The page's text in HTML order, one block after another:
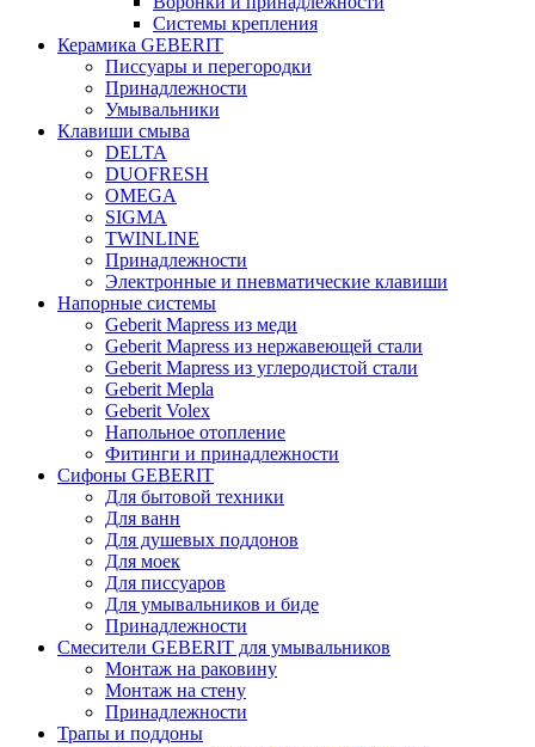
Системы крепления
Керамика GEBERIT
Писсуары и перегородки
Принадлежности
Умывальники
Клавиши смыва
DELTA
DUOFRESH
OMEGA
SIGMA
TWINLINE
Принадлежности
Электронные и пневматические клавиши
Напорные системы
Geberit Mapress из меди
Geberit Mapress из нержавеющей стали
Geberit Mapress из углеродистой стали
Geberit Mepla
Geberit Volex
Напольное отопление
Фитинги и принадлежности
Сифоны GEBERIT
Для бытовой техники
Для ванн
Для душевых поддонов
Для моек
Для писсуаров
Для умывальников и биде
Принадлежности
Смесители GEBERIT для умывальников
Монтаж на раковину
Монтаж на стену
Принадлежности
Трапы и поддоны